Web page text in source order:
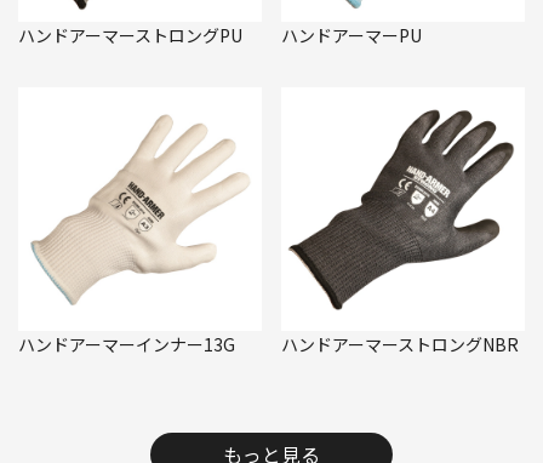
ハンドアーマーストロングPU ハンドアーマーPU
ハンドアーマーインナー13G ハンドアーマーストロングNBR
もっと見る